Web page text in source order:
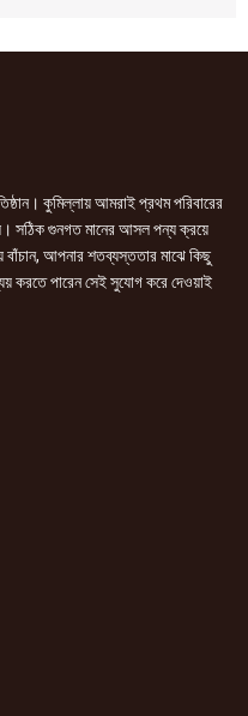
কুমিল্লায় আমরাই প্রথম পরিবারের
সঠিক গুনগত মানের আসল পন্য ক্রয়ে
আপনার শতব্যস্ততার মাঝে কিছু
করতে পারেন সেই সুযোগ করে দেওয়াই